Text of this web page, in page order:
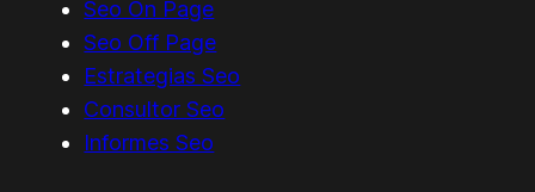
Seo On Page
Seo Off Page
Estrategias Seo
Consultor Seo
Informes Seo